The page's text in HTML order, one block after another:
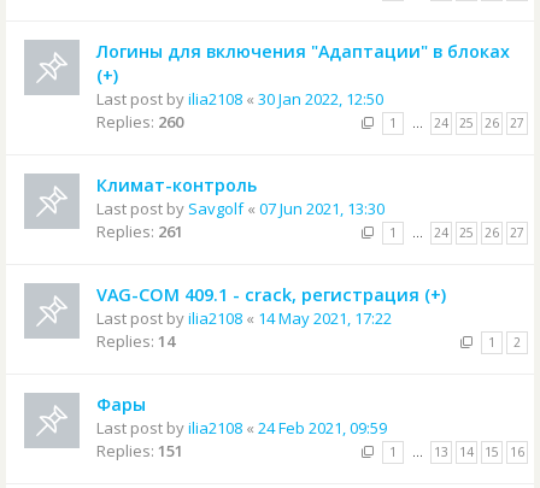
Логины для включения "Адаптации" в блоках
(+)
Last post byilia2108 « 30 Jan 2022, 12:50
Replies: 260 1 … 24 25 26 27
Климат-контроль
Last post by Savgolf« 07 Jun 2021, 13:30
Replies: 261 1 … 24 25 26 27
VAG-COM 409.1 - crack, регистрация (+)
Last post byilia2108 « 14 May 2021, 17:22
Replies: 14 1 2
Фары
Last post byilia2108 « 24 Feb 2021, 09:59
Replies: 151 1 … 13 14 15 16